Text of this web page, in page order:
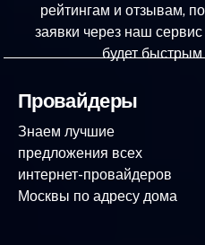
рейтингам и отзывам,
заявки через наш
будет
Провайдеры
Знаем лучшие
предложения всех
интернет-провайдеров
Москвы по адресу дома